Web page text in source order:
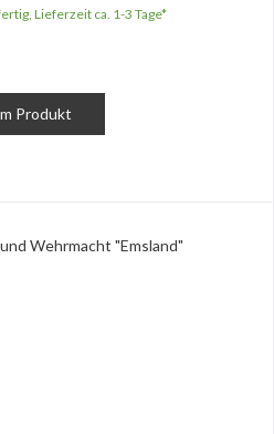
Lieferzeit ca. 1-3 Tage*
Produkt